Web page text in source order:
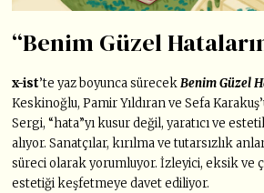
“Benim Güzel
x-ist’te yaz boyunca sürecekBenim Güzel
Keskinoğlu, Pamir Yıldıran ve Sefa
Sergi, “hata”yı kusur değil, yaratıcı ve
alıyor. Sanatçılar, kırılma ve tutarsızlık
süreci olarak yorumluyor. İzleyici, eksik ve
estetiği keşfetmeye davet ediliyor.